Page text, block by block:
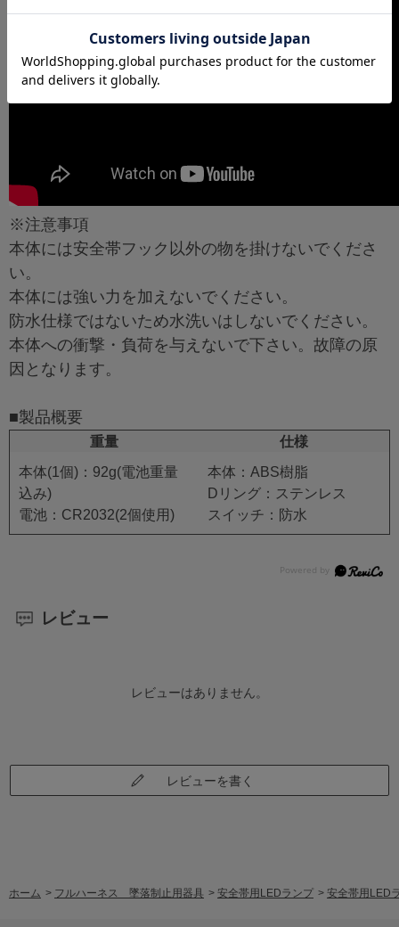
※注意事項
本体には安全帯フック以外の物を掛けないでくださ
い。
本体には強い力を加えないでください。
防水仕様ではないため水洗いはしないでください。
本体への衝撃・負荷を与えないで下さい。故障の原
因となります。
■製品概要
重量
仕様
本体(1個)：92g(電池重量
込み)
電池：CR2032(2個使用)
本体：ABS樹脂
Dリング：ステンレス
スイッチ：防水
レビュー
レビューはありません。
レビューを書く
ホーム > フルハーネス 墜落制止用器具 > 安全帯用LEDランプ > 安全帯用LED